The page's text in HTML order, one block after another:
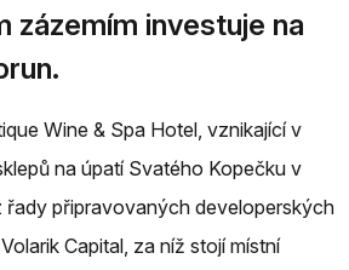
zázemím investuje na
Wine & Spa Hotel, vznikající v
na úpatí Svatého Kopečku v
řady připravovaných developerských
Capital, za níž stojí místní